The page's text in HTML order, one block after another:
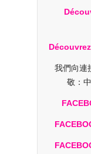
我們向連
敬：